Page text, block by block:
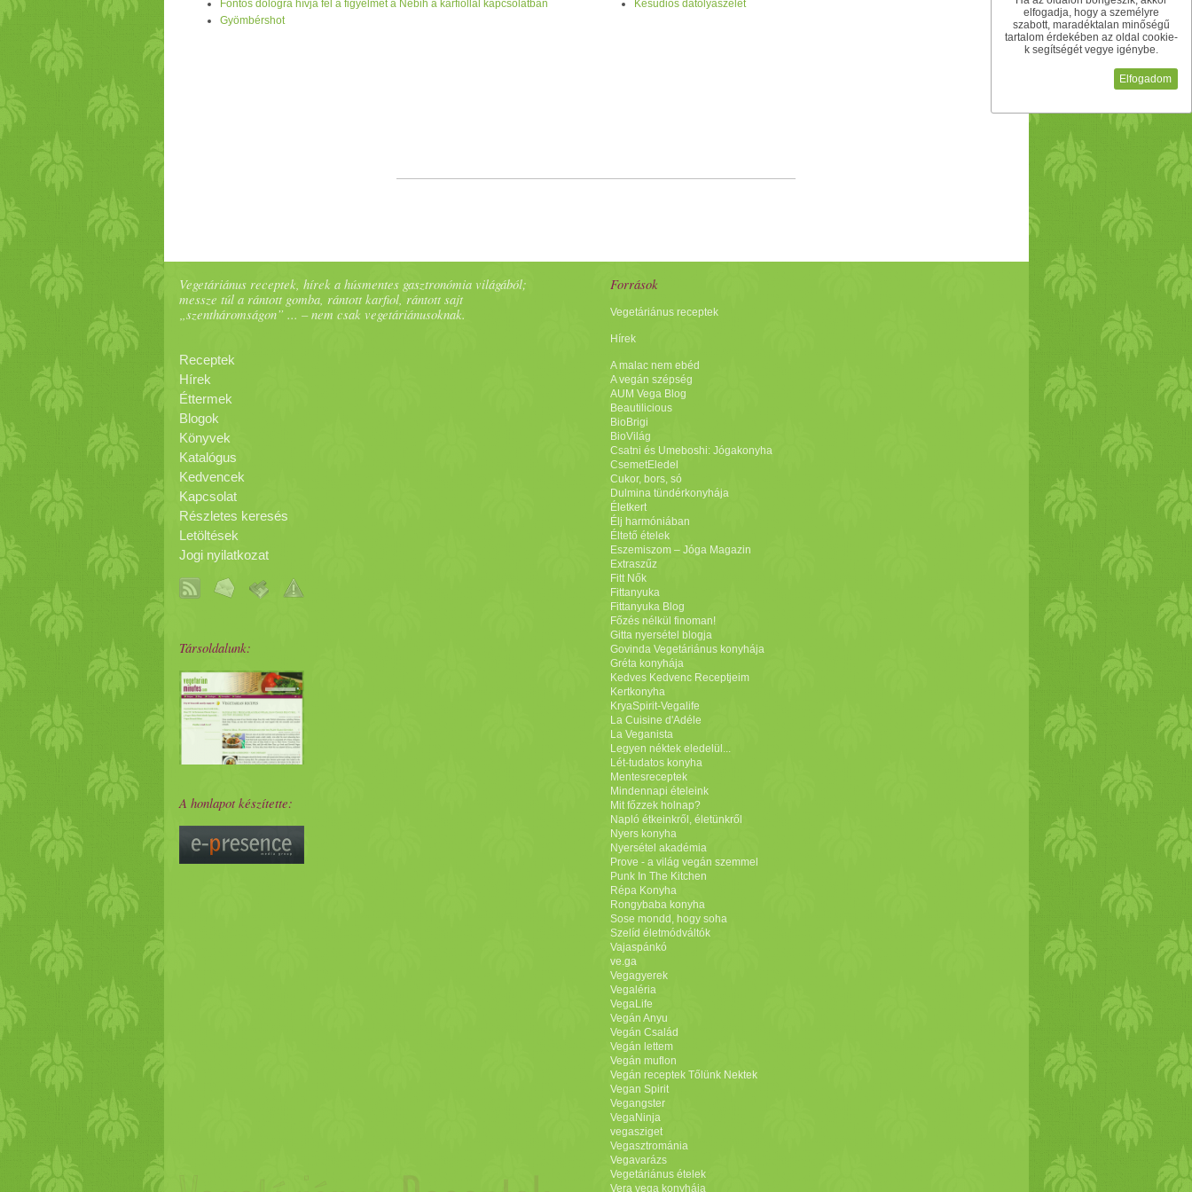
Bőven tartalmaz flavonoidokat, xantofillt és oidot, szaponint, E- anyagot. A
Fontos dologra hívja fel a figyelmet a Nébih a karfiollal kapcsolatban
Gyömbérshot
Kesudiós datolyaszelet
Vegetáriánus receptek, hírek a húsmentes gasztronómia világából;
messze túl a rántott gomba, rántott karfiol, rántott sajt
„szentháromságon” ... – nem csak vegetáriánusoknak.
Receptek
Hírek
Éttermek
Blogok
Könyvek
Katalógus
Kedvencek
Kapcsolat
Részletes keresés
Letöltések
Jogi nyilatkozat
Társoldalunk:
A honlapot készítette:
Források
Vegetáriánus receptek
Hírek
A malac nem ebéd
A vegán szépség
AUM Vega Blog
Beautilicious
BioBrigi
BioVilág
Csatni és Umeboshi: Jógakonyha
CsemetEledel
Cukor, bors, só
Dulmina tündérkonyhája
Életkert
Élj harmóniában
Éltető ételek
Eszemiszom – Jóga Magazin
Extraszűz
Fitt Nők
Fittanyuka
Fittanyuka Blog
Főzés nélkül finoman!
Gitta nyersétel blogja
Govinda Vegetáriánus konyhája
Gréta konyhája
Kedves Kedvenc Receptjeim
Kertkonyha
KryaSpirit-Vegalife
La Cuisine d'Adéle
La Veganista
Legyen néktek eledelül...
Lét-tudatos konyha
Mentesreceptek
Mindennapi ételeink
Mit főzzek holnap?
Napló étkeinkről, életünkről
Nyers konyha
Nyersétel akadémia
Prove - a világ vegán szemmel
Punk In The Kitchen
Répa Konyha
Rongybaba konyha
Sose mondd, hogy soha
Szelíd életmódváltók
Vajaspánkó
ve.ga
Vegagyerek
Vegaléria
VegaLife
Vegán Anyu
Vegán Család
Vegán lettem
Vegán muflon
Vegán receptek Tőlünk Nektek
Vegan Spirit
Vegangster
VegaNinja
vegasziget
Vegasztrománia
Vegavarázs
Vegetáriánus ételek
Vera vega konyhája
elfogadja, hogy a személyre
szabott, maradéktalan minőségű
tartalom érdekében az oldal cookie-
k segítségét vegye igénybe.
Elfogadom